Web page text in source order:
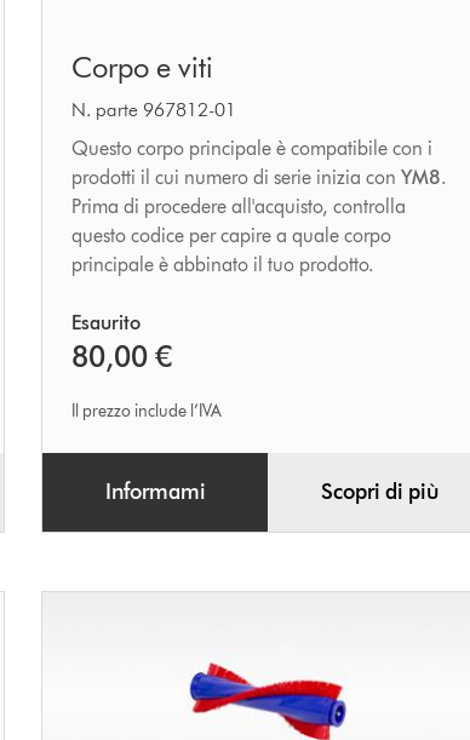
e
viti
Corpo e viti
N. parte 967812-01
Questo corpo principale è compatibile con i
prodotti il cui numero di serie inizia conYM8.
Prima di procedere all'acquisto, controlla
questo codice per capire a quale corpo
principale è abbinato il tuo prodotto.
Esaurito
80,00 €
Il prezzo include l’IVA
Informami Scopri di più